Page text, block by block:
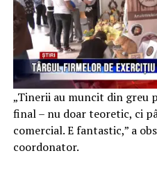
„Tinerii au muncit din greu
final – nu doar teoretic, ci
comercial. E fantastic,” a
coordonator.